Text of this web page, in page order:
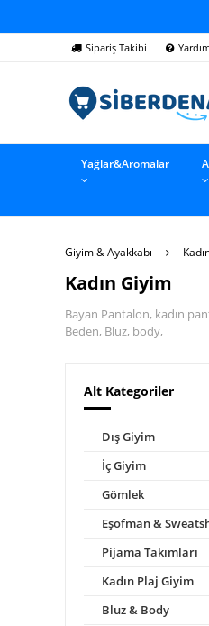
Sipariş Takibi
Yağlar&Aromalar
Giyim & Ayakkabı
Kadın Giyim
Bayan Pantalon, kadın
Beden, Bluz, body,
Alt Kategoriler
Dış Giyim
İç Giyim
Gömlek
Eşofman &
Pijama Takımları
Kadın Plaj Giyim
Bluz & Body